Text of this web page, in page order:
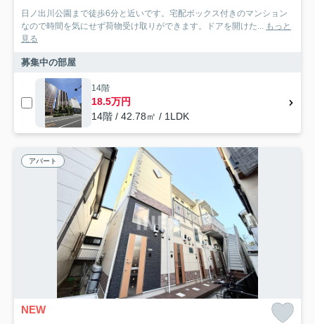
日ノ出川公園まで徒歩6分と近いです。宅配ボックス付きのマンション
なので時間を気にせず荷物受け取りができます。ドアを開けた... もっと
見る
募集中の部屋
14階
18.5万円
14階 / 42.78㎡ / 1LDK
アパート
NEW